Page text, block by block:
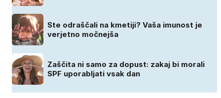
Ste odraščali na kmetiji? Vaša imunost je
verjetno močnejša
Zaščita ni samo za dopust: zakaj bi morali
SPF uporabljati vsak dan